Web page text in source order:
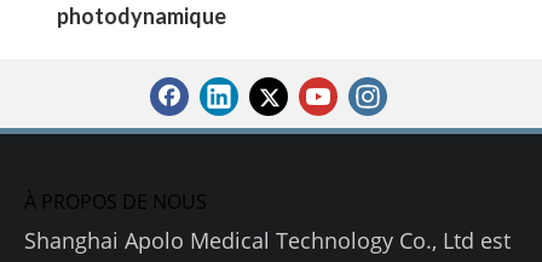
photodynamique
À PROPOS DE NOUS
Shanghai Apolo Medical Technology Co., Ltd est